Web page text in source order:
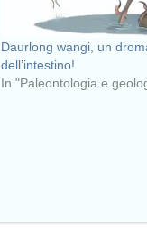
Daurlong wangi, un
dell’intestino!
In "Paleontologia e